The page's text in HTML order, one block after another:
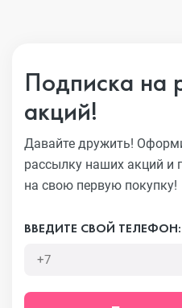
Подписка на
акций!
Давайте дружить!
рассылку наших акций и
на свою первую покупку!
ВВЕДИТЕ СВОЙ ТЕЛЕФОН: